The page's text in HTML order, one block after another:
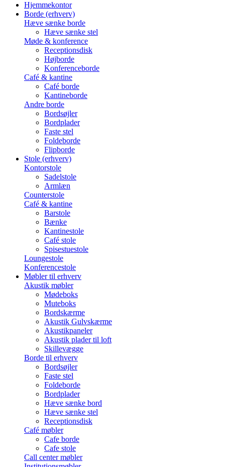
Hjemmekontor
Borde (erhverv)
Hæve sænke borde
Hæve sænke stel
Møde & konference
Receptionsdisk
Højborde
Konferenceborde
Café & kantine
Café borde
Kantineborde
Andre borde
Bordsøjler
Bordplader
Faste stel
Foldeborde
Flipborde
Stole (erhverv)
Kontorstole
Sadelstole
Armlæn
Counterstole
Café & kantine
Barstole
Bænke
Kantinestole
Café stole
Spisestuestole
Loungestole
Konferencestole
Møbler til erhverv
Akustik møbler
Mødeboks
Muteboks
Bordskærme
Akustik Gulvskærme
Akustikpaneler
Akustik plader til loft
Skillevægge
Borde til erhverv
Bordsøjler
Faste stel
Foldeborde
Bordplader
Hæve sænke bord
Hæve sænke stel
Receptionsdisk
Café møbler
Cafe borde
Cafe stole
Call center møbler